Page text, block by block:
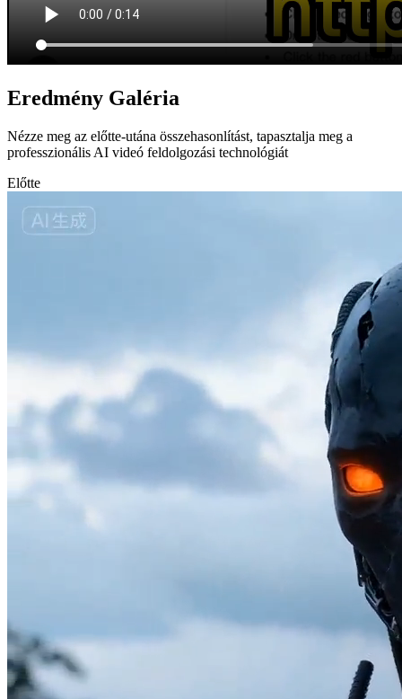
Eredmény Galéria
Nézze meg az előtte-utána összehasonlítást, tapasztalja meg a
professzionális AI videó feldolgozási technológiát
Előtte